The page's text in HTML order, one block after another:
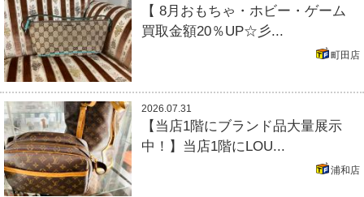
【 8月おもちゃ・ホビー・ゲーム
買取金額20％UP☆彡...
町田店
2026.07.31
【当店1階にブランド品大量展示
中！】当店1階にLOU...
浦和店